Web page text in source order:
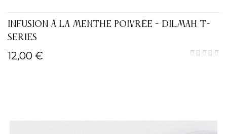
INFUSION À LA MENTHE POIVRÉE - DILMAH T-
SERIES
12,00 €